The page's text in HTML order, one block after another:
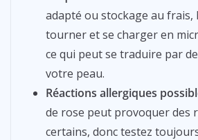
adapté ou stockage au frais,
tourner et se charger en
ce qui peut se traduire par
votre peau.
Réactions allergiques
de rose peut provoquer des
certains, donc testez